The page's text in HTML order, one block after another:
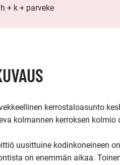
+ k + parveke
kerrostaloasunto
kolmannen kerroksen kolmio
uusittuine kodinkoneineen
on enemmän aikaa.